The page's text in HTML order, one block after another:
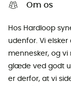
Om os
Hos Hardloop
udenfor. Vi
mennesker, og
glæde ved godt
er derfor, at vi